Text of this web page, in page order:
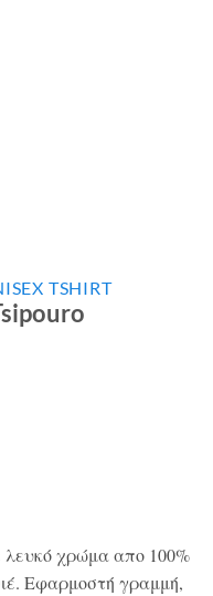
TSHIRT
λευκό χρώμα απο 100%
Εφαρμοστή γραμμή,